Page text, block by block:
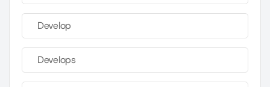
Develop
Develops